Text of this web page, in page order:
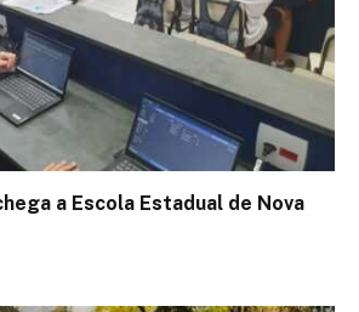
a Escola Estadual de Nova